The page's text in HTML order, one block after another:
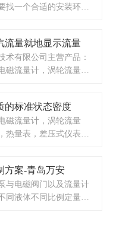
找一个合适的安装环
旋涡流量计
流量就地显示流量
术有限公司主营产品：
磁流量计，涡轮流量
气自动化项目。欢迎来
的标准状态密度
磁流量计，涡轮流量
热量表，差压式仪表，
方案-青岛万安
与电磁阀门以及流量计
同液体不同比例定量添